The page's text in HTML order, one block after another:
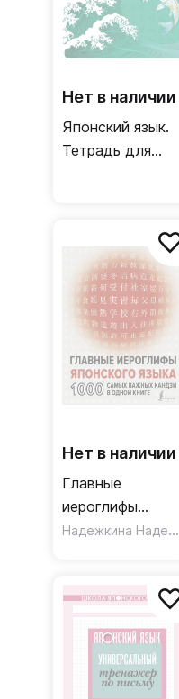
Нет в наличии
Японский язык.
Тетрадь для
Нет в наличии
Главные
иероглифы
японского языка.
одной книге
Надежкина Надежда Владимировна